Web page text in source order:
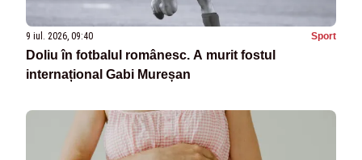
9 iul. 2026, 09:40 Sport
Doliu în fotbalul românesc. A murit fostul
internațional Gabi Mureșan